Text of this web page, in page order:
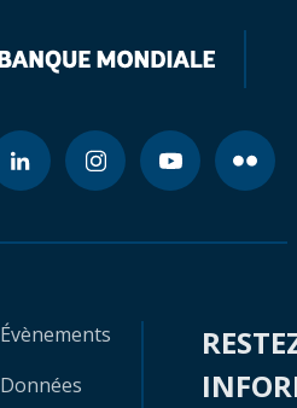
Évènements
Données